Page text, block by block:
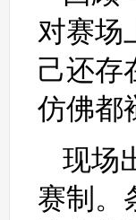
对赛场
己还存
仿佛都
现场
赛制。